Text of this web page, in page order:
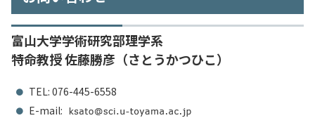
富山大学学術研究部理学系
特命教授 佐藤勝彦（さとうかつひこ）
TEL: 076-445-6558
E-mail: